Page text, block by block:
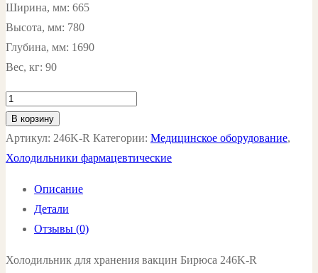
Ширина, мм: 665
Высота, мм: 780
Глубина, мм: 1690
Вес, кг: 90
Количество
товара
Холодильник
для
вакцин
Бирюса
R
В корзину
Артикул: 246K-R Категории: Медицинское оборудование,
Холодильники фармацевтические
Описание
Детали
Отзывы (0)
Холодильник для хранения вакцин Бирюса 246K-R